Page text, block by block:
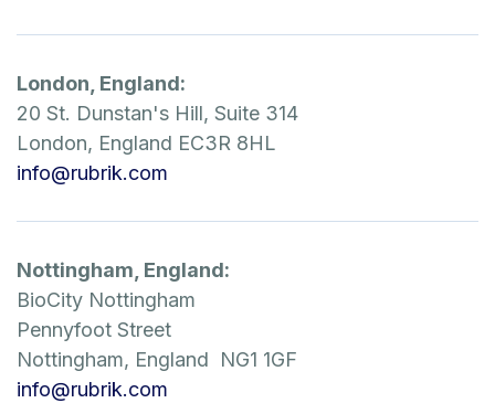
London, England:
20 St. Dunstan's Hill, Suite 314
London, England EC3R 8HL
info@rubrik.com
Nottingham, England:
BioCity Nottingham
Pennyfoot Street
Nottingham, England NG1 1GF
info@rubrik.com